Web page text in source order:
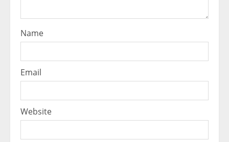
Name
Email
Website